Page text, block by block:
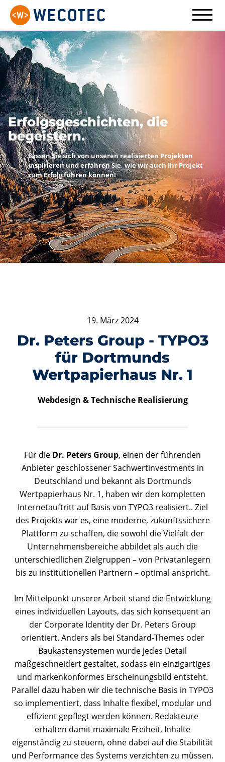
Erfolgsgeschichten, die
begeistern.
Lassen Sie sich von unseren realisierten
inspirieren und erfahren Sie, wie wir auch Ihr
zum Erfolg führen können!
19. März 2024
Dr. Peters Group - TYPO3
für Dortmunds
Wertpapierhaus Nr. 1
Webdesign & Technische Realisierung
Für die Dr. Peters Group, einen der führenden
Anbieter geschlossener Sachwertinvestments in
Deutschland und bekannt als Dortmunds
Wertpapierhaus Nr. 1, haben wir den kompletten
Internetauftritt auf Basis von TYPO3 realisiert.. Ziel
des Projekts war es, eine moderne, zukunftssichere
Plattform zu schaffen, die sowohl die Vielfalt der
Unternehmensbereiche abbildet als auch die
unterschiedlichen Zielgruppen – von Privatanlegern
bis zu institutionellen Partnern – optimal anspricht.
Im Mittelpunkt unserer Arbeit stand die Entwicklung
eines individuellen Layouts, das sich konsequent an
der Corporate Identity der Dr. Peters Group
orientiert. Anders als bei Standard-Themes oder
Baukastensystemen wurde jedes Detail
maßgeschneidert gestaltet, sodass ein einzigartiges
und markenkonformes Erscheinungsbild entsteht.
Parallel dazu haben wir die technische Basis in TYPO3
so implementiert, dass Inhalte flexibel, modular und
effizient gepflegt werden können. Redakteure
erhalten damit maximale Freiheit, Inhalte
eigenständig zu steuern, ohne dabei auf die Stabilität
und Performance des Systems verzichten zu müssen.